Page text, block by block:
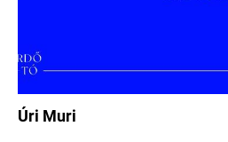
Úri Muri